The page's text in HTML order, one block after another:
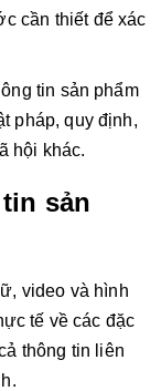
cần thiết để xác
tin sản phẩm
pháp, quy định,
hội khác.
sản
video và hình
tế về các đặc
thông tin liên